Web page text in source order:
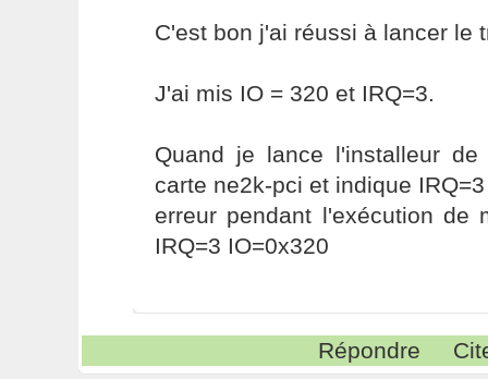
C'est bon j'ai réussi à lancer le
J'ai mis IO = 320 et IRQ=3.
Quand je lance l'installeur
carte ne2k-pci et indique
erreur pendant l'exécution de
IRQ=3 IO=0x320
Répondre